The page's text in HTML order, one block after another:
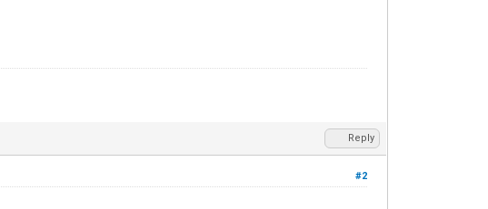
Reply
#2